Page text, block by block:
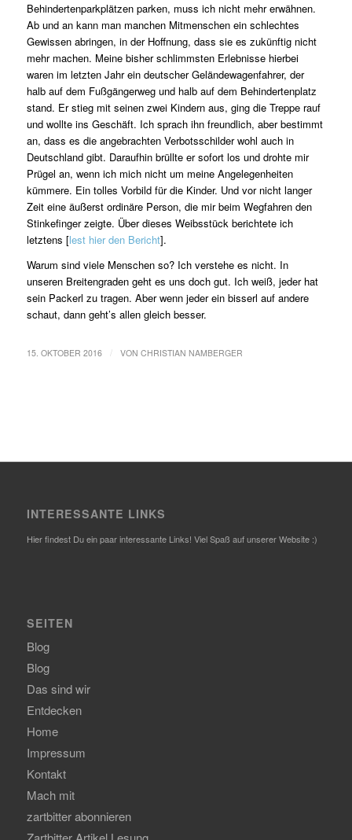
Behindertenparkplätzen parken, muss ich nicht mehr erwähnen.
Ab und an kann man manchen Mitmenschen ein schlechtes
Gewissen abringen, in der Hoffnung, dass sie es zukünftig nicht
mehr machen. Meine bisher schlimmsten Erlebnisse hierbei
waren im letzten Jahr ein deutscher Geländewagenfahrer, der
halb auf dem Fußgängerweg und halb auf dem Behindertenplatz
stand. Er stieg mit seinen zwei Kindern aus, ging die Treppe rauf
und wollte ins Geschäft. Ich sprach ihn freundlich, aber bestimmt
an, dass es die angebrachten Verbotsschilder wohl auch in
Deutschland gibt. Daraufhin brüllte er sofort los und drohte mir
Prügel an, wenn ich mich nicht um meine Angelegenheiten
kümmere. Ein tolles Vorbild für die Kinder. Und vor nicht langer
Zeit eine äußerst ordinäre Person, die mir beim Wegfahren den
Stinkefinger zeigte. Über dieses Weibsstück berichtete ich
letztens [lest hier den Bericht].
Warum sind viele Menschen so? Ich verstehe es nicht. In
unseren Breitengraden geht es uns doch gut. Ich weiß, jeder hat
sein Packerl zu tragen. Aber wenn jeder ein bisserl auf andere
schaut, dann geht’s allen gleich besser.
15. OKTOBER 2016 VON CHRISTIAN NAMBERGER
INTERESSANTE LINKS
Hier findest Du ein paar interessante Links! Viel Spaß auf unserer Website :)
SEITEN
Blog
Blog
Das sind wir
Entdecken
Home
Impressum
Kontakt
Mach mit
zartbitter abonnieren